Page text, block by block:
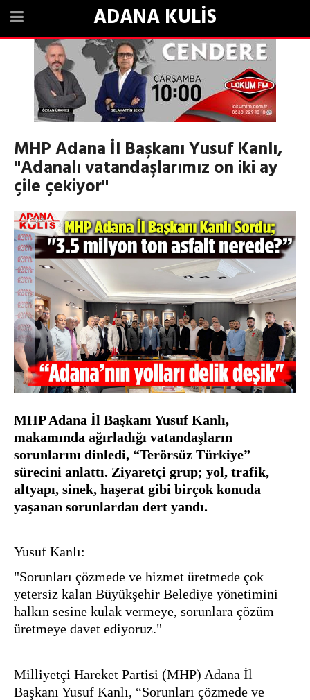
ADANA KULİS
MHP Adana İl Başkanı Yusuf Kanlı,
"Adanalı vatandaşlarımız on iki ay
çile çekiyor"
MHP Adana İl Başkanı Yusuf Kanlı,
makamında ağırladığı vatandaşların
sorunlarını dinledi, “Terörsüz Türkiye”
sürecini anlattı. Ziyaretçi grup; yol, trafik,
altyapı, sinek, haşerat gibi birçok konuda
yaşanan sorunlardan dert yandı.
Yusuf Kanlı:
"Sorunları çözmede ve hizmet üretmede çok
yetersiz kalan Büyükşehir Belediye yönetimini
halkın sesine kulak vermeye, sorunlara çözüm
üretmeye davet ediyoruz."
Milliyetçi Hareket Partisi (MHP) Adana İl
Başkanı Yusuf Kanlı, “Sorunları çözmede ve